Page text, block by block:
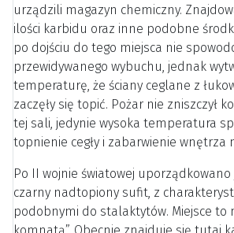
urządzili magazyn chemiczny.
ilości karbidu oraz inne podobne
po dojściu do tego miejsca nie
przewidywanego wybuchu, jednak
temperaturę, że ściany ceglane z
zaczęły się topić. Pożar nie zniszczył
tej sali, jedynie wysoka temperatura
topnienie cegły i zabarwienie wnętrza
Po II wojnie światowej
czarny nadtopiony sufit, z
podobnymi do stalaktytów. Miejsce to